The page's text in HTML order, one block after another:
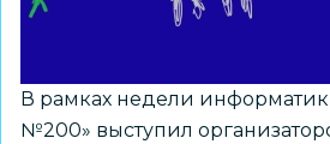
В рамках недели
№200» выступил